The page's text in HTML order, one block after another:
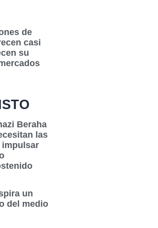
de
casi
su
Beraha
las
impulsar
un
del medio